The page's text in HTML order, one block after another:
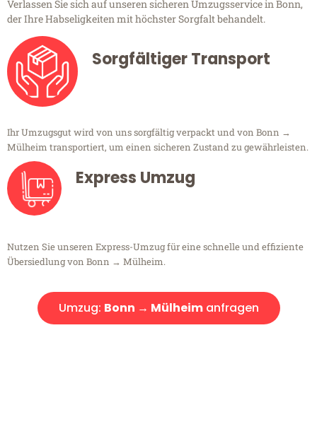
Verlassen Sie sich auf unseren sicheren Umzugsservice in Bonn,
der Ihre Habseligkeiten mit höchster Sorgfalt behandelt.
Sorgfältiger Transport
Ihr Umzugsgut wird von uns sorgfältig verpackt und von Bonn →
Mülheim transportiert, um einen sicheren Zustand zu gewährleisten.
Express Umzug
Nutzen Sie unseren Express-Umzug für eine schnelle und effiziente
Übersiedlung von Bonn → Mülheim.
Umzug: Bonn → Mülheimanfragen